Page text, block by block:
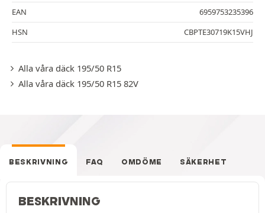
EAN
6959753235396
HSN
CBPTE30719K15VHJ
Alla våra däck 195/50 R15
Alla våra däck 195/50 R15 82V
BESKRIVNING FAQ OMDÖME SÄKERHET
BESKRIVNING